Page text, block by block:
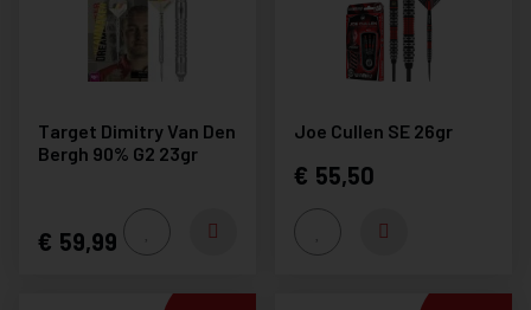
Target Dimitry Van Den
Bergh 90% G2 23gr
59,99
Joe Cullen SE 26gr
55,50